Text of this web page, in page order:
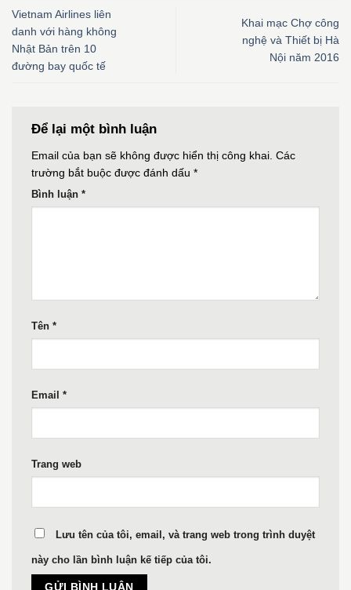
Vietnam Airlines liên
danh với hàng không
Nhật Bản trên 10
đường bay quốc tế
Khai mạc Chợ công
nghệ và Thiết bị Hà
Nội năm 2016
Để lại một bình luận
Email của bạn sẽ không được hiển thị công khai. Các
trường bắt buộc được đánh dấu *
Bình luận *
Tên *
Email *
Trang web
Lưu tên của tôi, email, và trang web trong trình duyệt
này cho lần bình luận kế tiếp của tôi.